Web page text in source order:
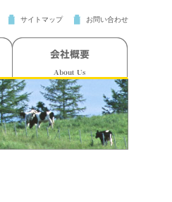
お問い合わせ
サイトマップ